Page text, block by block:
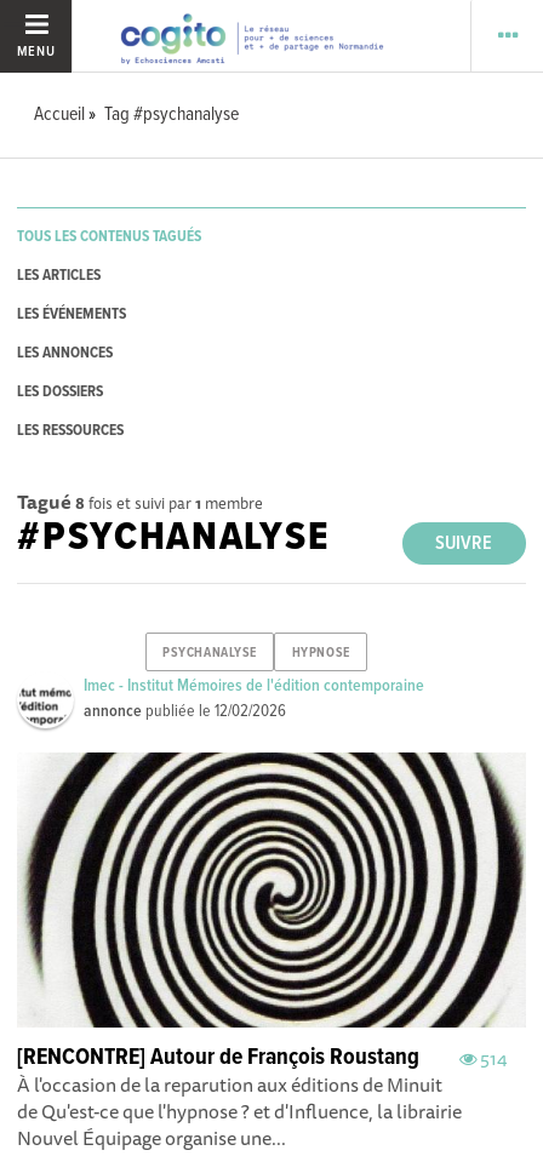
MENU
Accueil Tag #psychanalyse
TOUS LES CONTENUS TAGUÉS
LES ARTICLES
LES ÉVÉNEMENTS
LES ANNONCES
LES DOSSIERS
LES RESSOURCES
Tagué 8 fois et suivi par1 membre
SUIVRE
#PSYCHANALYSE
PSYCHANALYSE HYPNOSE
Imec - Institut Mémoires de l'édition contemporaine
annonce publiée le12/02/2026
514
[RENCONTRE] Autour de François Roustang
À l'occasion de la reparution aux éditions de Minuit
de Qu'est-ce que l'hypnose ? et d' Influence , la librairie
Nouvel Équipage organise une...